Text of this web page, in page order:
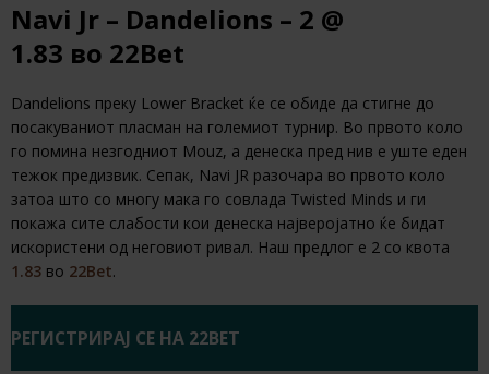
Navi Jr – Dandelions – 2 @
1.83 во 22Bet
Dandelions преку Lower Bracket ќе се обиде да стигне до
посакуваниот пласман на големиот турнир. Во првото коло
го помина незгодниот Mouz, а денеска пред нив е уште еден
тежок предизвик. Сепак, Navi JR разочара во првото коло
затоа што со многу мака го совлада Twisted Minds и ги
покажа сите слабости кои денеска најверојатно ќе бидат
искористени од неговиот ривал. Наш предлог е 2 со квота
1.83 во 22Bet.
РЕГИСТРИРАЈ СЕ НА 22BET